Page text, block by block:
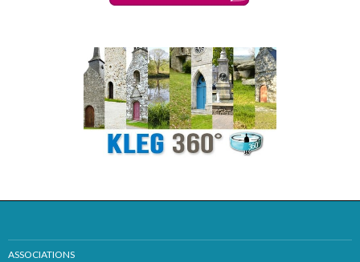
ASSOCIATIONS